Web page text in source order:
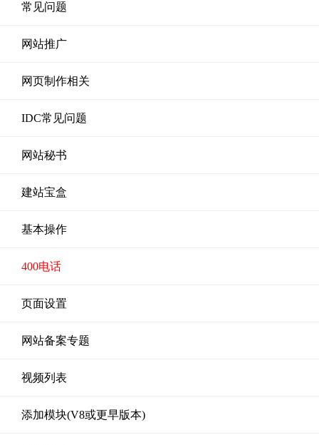
常见问题
网站推广
网页制作相关
IDC常见问题
网站秘书
建站宝盒
基本操作
400电话
页面设置
网站备案专题
视频列表
添加模块(V8或更早版本)